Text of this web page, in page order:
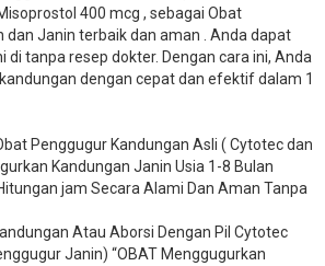
400 mcg , sebagai Obat
dan Janin terbaik dan aman . Anda dapat
di tanpa resep dokter. Dengan cara ini, Anda
dengan cepat dan efektif dalam 1
Penggugur Kandungan Asli ( Cytotec dan
Kandungan Janin Usia 1-8 Bulan
jam Secara Alami Dan Aman Tanpa
Atau Aborsi Dengan Pil Cytotec
Janin) “OBAT Menggugurkan